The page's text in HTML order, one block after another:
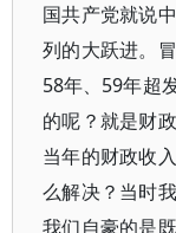
国共产党就说
列的大跃进。
58年、59年超
的呢？就是财
当年的财政收
么解决？当时
我们自豪的是